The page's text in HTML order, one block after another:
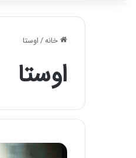
خانه/اوستا
اوستا